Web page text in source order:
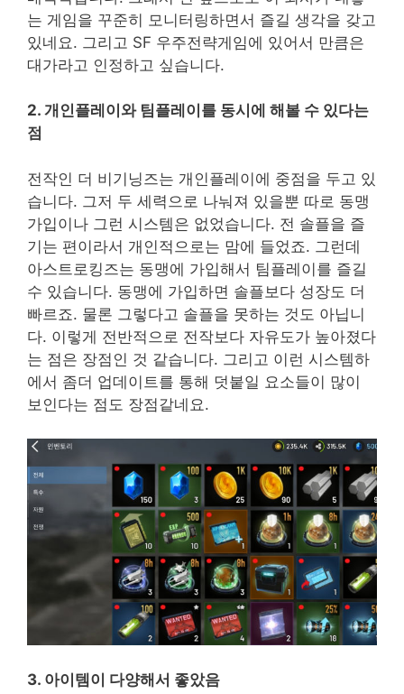
는 게임을 꾸준히 모니터링하면서 즐길 생각을 갖고
있네요. 그리고 SF 우주전략게임에 있어서 만큼은
대가라고 인정하고 싶습니다.
2. 개인플레이와 팀플레이를 동시에 해볼 수 있다는
점
전작인 더 비기닝즈는 개인플레이에 중점을 두고 있
습니다. 그저 두 세력으로 나눠져 있을뿐 따로 동맹
가입이나 그런 시스템은 없었습니다. 전 솔플을 즐
기는 편이라서 개인적으로는 맘에 들었죠. 그런데
아스트로킹즈는 동맹에 가입해서 팀플레이를 즐길
수 있습니다. 동맹에 가입하면 솔플보다 성장도 더
빠르죠. 물론 그렇다고 솔플을 못하는 것도 아닙니
다. 이렇게 전반적으로 전작보다 자유도가 높아졌다
는 점은 장점인 것 같습니다. 그리고 이런 시스템하
에서 좀더 업데이트를 통해 덧붙일 요소들이 많이
보인다는 점도 장점같네요.
3. 아이템이 다양해서 좋았음